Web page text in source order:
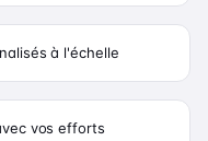
à l'échelle
vos efforts